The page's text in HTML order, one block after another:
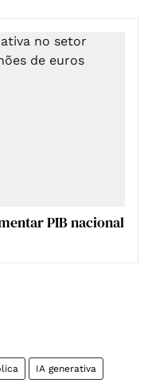
PIB nacional
IA generativa